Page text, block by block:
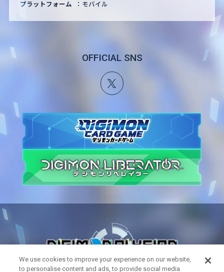
プラットフォーム
モバイル
OFFICIAL SNS
We use cookies to improve your experience on our website,
to personalise content and ads, to provide social media